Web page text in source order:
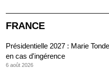
FRANCE
Présidentielle 2027 : Marie
en cas d'ingérence
6 août 2026